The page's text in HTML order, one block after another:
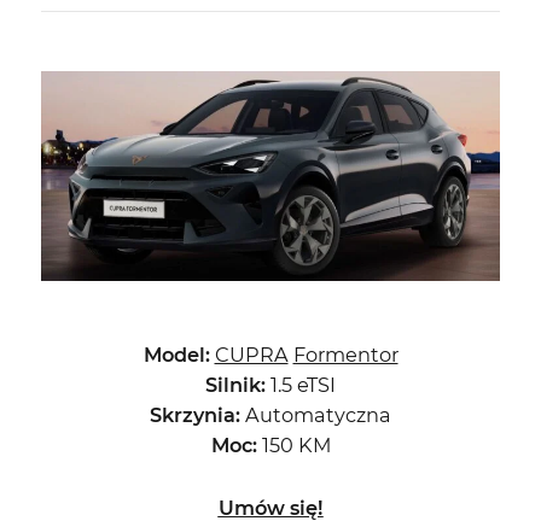
Model: CUPRA Formentor
Silnik: 1.5 eTSI
Skrzynia: Automatyczna
Moc:150 KM
Umów się!